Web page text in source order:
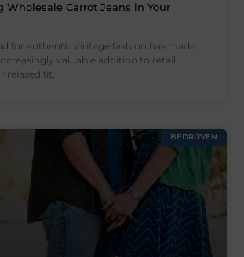
Wholesale Carrot Jeans in Your
for authentic vintage fashion has made
valuable addition to retail
relaxed fit,
BEDRIJVEN